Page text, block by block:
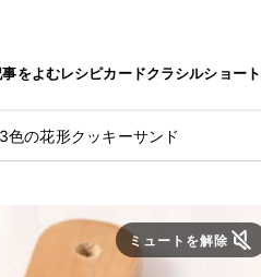
をよむレシピカードクラシルショート
色の花形クッキーサンド
ミュートを解除